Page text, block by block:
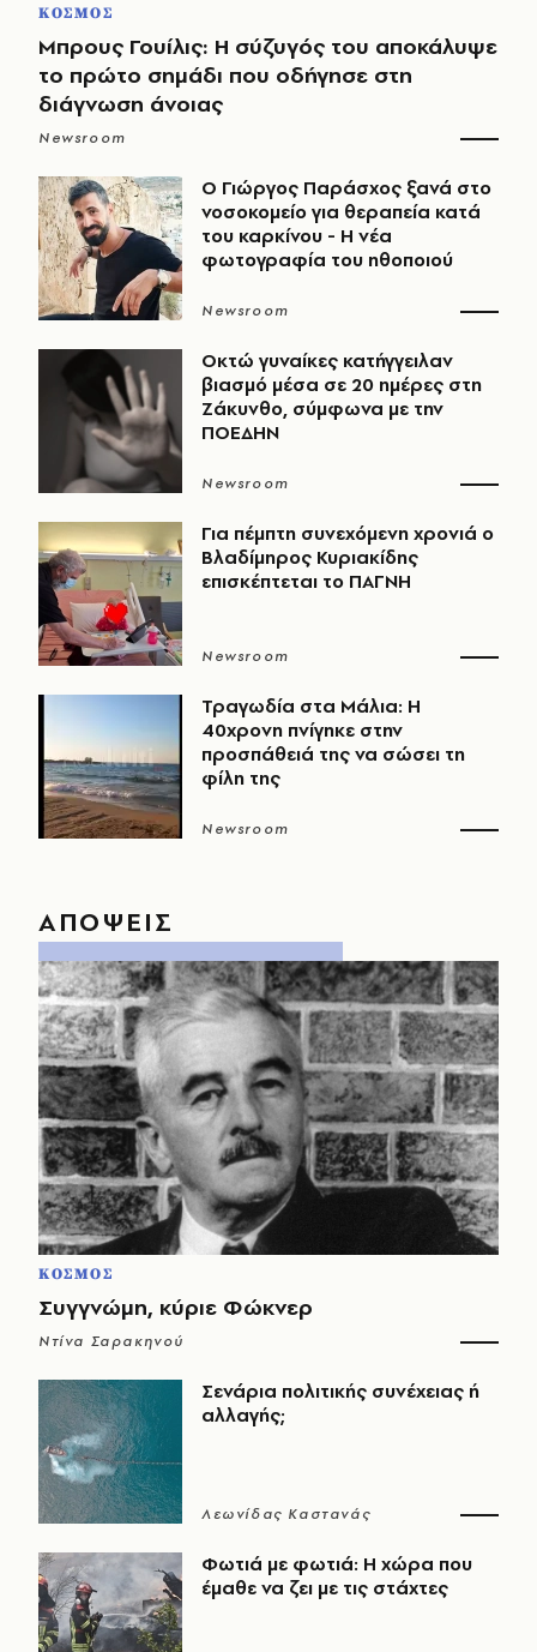
ΚΟΣΜΟΣ
Μπρους Γουίλις: Η σύζυγός του αποκάλυψε
το πρώτο σημάδι που οδήγησε στη
διάγνωση άνοιας
Newsroom
O Γιώργος Παράσχος ξανά στο
νοσοκομείο για θεραπεία κατά
του καρκίνου - Η νέα
φωτογραφία του ηθοποιού
Newsroom
Οκτώ γυναίκες κατήγγειλαν
βιασμό μέσα σε 20 ημέρες στη
Ζάκυνθο, σύμφωνα με την
ΠΟΕΔΗΝ
Newsroom
Για πέμπτη συνεχόμενη χρονιά ο
Βλαδίμηρος Κυριακίδης
επισκέπτεται το ΠΑΓΝΗ
Newsroom
Τραγωδία στα Μάλια: Η
40χρονη πνίγηκε στην
προσπάθειά της να σώσει τη
φίλη της
Newsroom
ΑΠΟΨΕΙΣ
ΚΟΣΜΟΣ
Συγγνώμη, κύριε Φώκνερ
Ντίνα Σαρακηνού
Σενάρια πολιτικής συνέχειας ή
αλλαγής;
Λεωνίδας Καστανάς
Φωτιά με φωτιά: Η χώρα που
έμαθε να ζει με τις στάχτες